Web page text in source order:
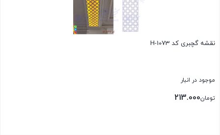
نقشه گچبری کد H-1073
موجود در انبار
تومان213.000